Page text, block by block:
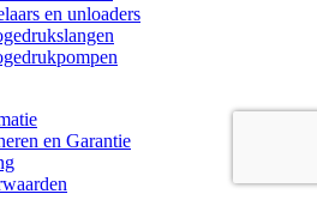
en unloaders
en Garantie